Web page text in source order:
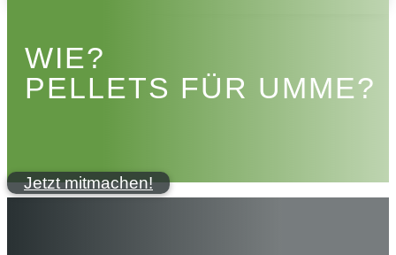
WIE?
PELLETS FÜR UMME?
Jetzt mitmachen!